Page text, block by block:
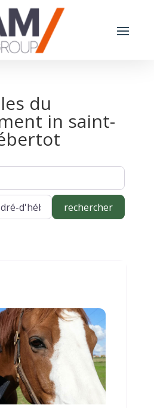
du
in saint-
rechercher